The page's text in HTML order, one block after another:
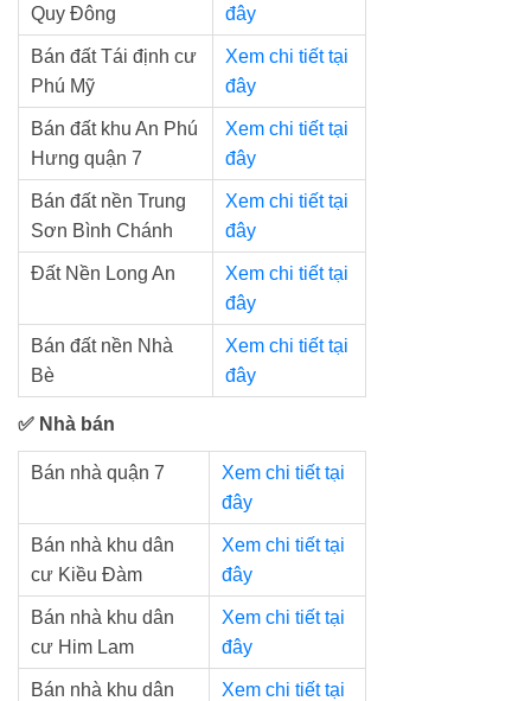
Quy Đông
đây
Bán đất Tái định cư
Phú Mỹ
Xem chi tiết tại
đây
Bán đất khu An Phú
Hưng quận 7
Xem chi tiết tại
đây
Bán đất nền Trung
Sơn Bình Chánh
Xem chi tiết tại
đây
Đất Nền Long An
Xem chi tiết tại
đây
Bán đất nền Nhà
Bè
Xem chi tiết tại
đây
✅ Nhà bán
Bán nhà quận 7
Xem chi tiết tại
đây
Bán nhà khu dân
cư Kiều Đàm
Xem chi tiết tại
đây
Bán nhà khu dân
cư Him Lam
Xem chi tiết tại
đây
Bán nhà khu dân
Xem chi tiết tại